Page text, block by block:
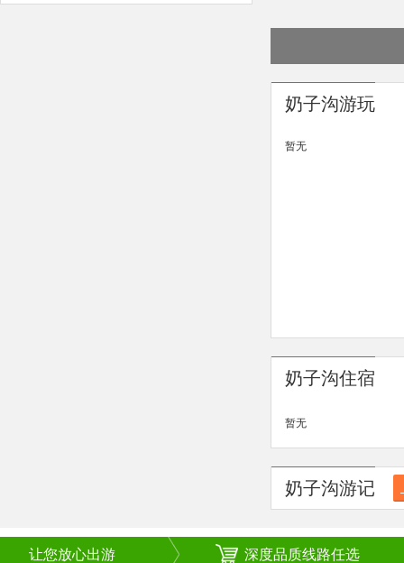
奶子沟游玩
暂无
奶子沟住宿
暂无
奶子沟游记
让您放心出游 深度品质线路任选